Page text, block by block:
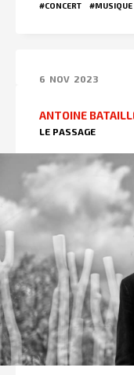
#CONCERT #MUSIQUE
6 NOV 2023
ANTOINE
LE PASSAGE